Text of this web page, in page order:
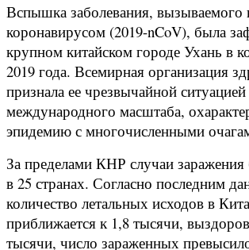
Вспышка заболевания,
коронавирусом (2019-nCoV), была
крупном китайском городе Ухань в
2019 года. Всемирная организация
признала ее чрезвычайной ситуацией
международного масштаба,
эпидемию с многочисленными
За пределами КНР случаи
в 25 странах. Согласно последним
количество летальных исходов в
приближается к 1,8 тысячи,
тысячи, число зараженных